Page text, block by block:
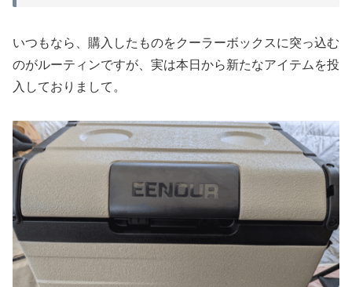
いつもなら、購入したものをクーラーボックスに突っ込む
のがルーティンですが、実は本日から新たなアイテムを投
入しておりまして。